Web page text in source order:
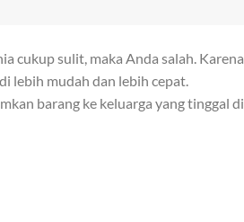
cukup sulit, maka Anda salah. Karena
lebih mudah dan lebih cepat.
barang ke keluarga yang tinggal di